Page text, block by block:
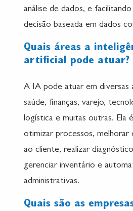
análise de dados, e
decisão baseada em dados
Quais áreas a
artificial pode atuar?
A IA pode atuar em diversas
saúde, finanças, varejo,
logística e muitas outras. Ela
otimizar processos, melhorar
ao cliente, realizar
gerenciar inventário e
administrativas.
Quais são as